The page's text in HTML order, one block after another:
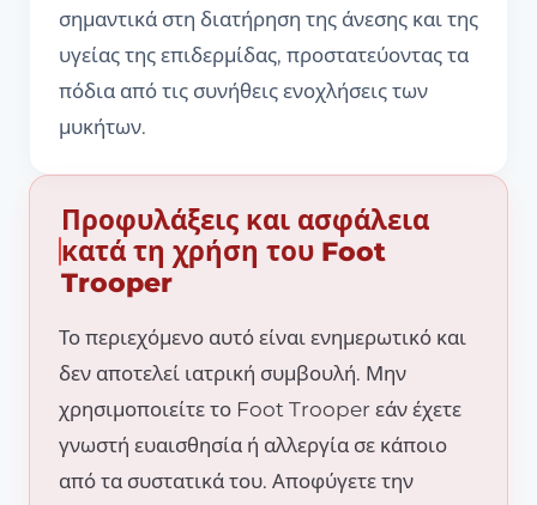
σημαντικά στη διατήρηση της άνεσης και της
υγείας της επιδερμίδας, προστατεύοντας τα
πόδια από τις συνήθεις ενοχλήσεις των
μυκήτων.
Προφυλάξεις και ασφάλεια
κατά τη χρήση του Foot
Trooper
Το περιεχόμενο αυτό είναι ενημερωτικό και
δεν αποτελεί ιατρική συμβουλή. Μην
χρησιμοποιείτε το Foot Trooper εάν έχετε
γνωστή ευαισθησία ή αλλεργία σε κάποιο
από τα συστατικά του. Αποφύγετε την